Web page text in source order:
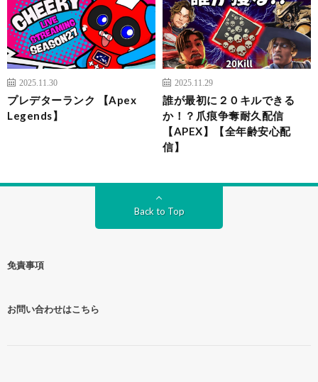
2025.11.30
プレデターランク 【Apex
Legends】
2025.11.29
誰が最初に２０キルできる
か！？爪痕争奪耐久配信
【APEX】【全年齢安心配
信】
Back to Top
免責事項
お問い合わせはこちら